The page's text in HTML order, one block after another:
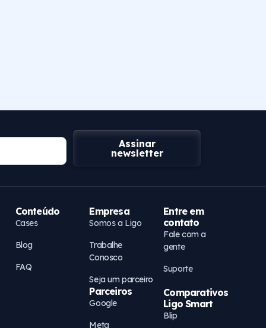
Assinar
newsletter
Conteúdo
Cases
Blog
FAQ
Empresa
Somos a Ligo
Trabalhe
Conosco
Seja um parceiro
Parceiros
Google
Meta
Entre em
contato
Fale com a
gente
Suporte
Comparativos
Ligo Smart
Blip